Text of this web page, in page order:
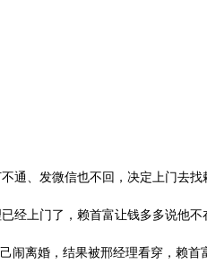
、发微信也不回，决定上门去找
上门了，赖首富让钱多多说他
闹离婚，结果被邢经理看穿，赖首